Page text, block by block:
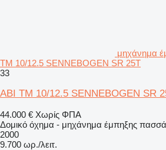
μηχάνημα
TM 10/12.5 SENNEBOGEN SR 25T
33
ABI TM 10/12.5 SENNEBOGEN SR
44.000 € Χωρίς ΦΠΑ
Δομικό όχημα - μηχάνημα έμπηξης
2000
9.700 ωρ./λειτ.